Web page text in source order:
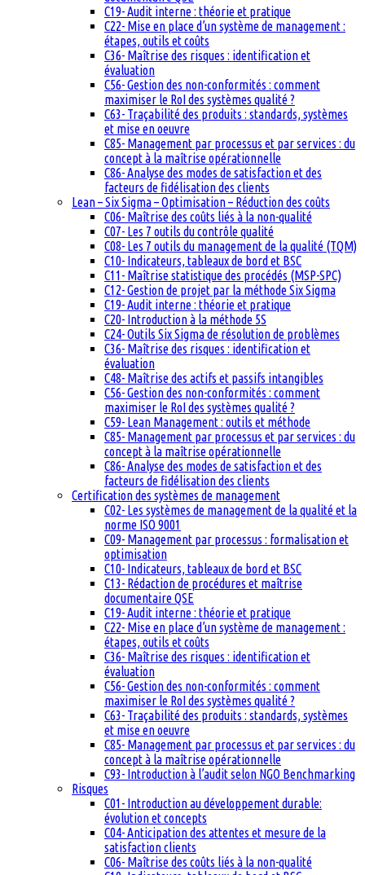
C19- Audit interne : théorie et pratique
C22- Mise en place d’un système de management :
étapes, outils et coûts
C36- Maîtrise des risques : identification et
évaluation
C56- Gestion des non-conformités : comment
maximiser le RoI des systèmes qualité ?
C63- Traçabilité des produits : standards, systèmes
et mise en oeuvre
C85- Management par processus et par services : du
concept à la maîtrise opérationnelle
C86- Analyse des modes de satisfaction et des
facteurs de fidélisation des clients
Lean – Six Sigma – Optimisation – Réduction des coûts
C06- Maîtrise des coûts liés à la non-qualité
C07- Les 7 outils du contrôle qualité
C08- Les 7 outils du management de la qualité (TQM)
C10- Indicateurs, tableaux de bord et BSC
C11- Maîtrise statistique des procédés (MSP-SPC)
C12- Gestion de projet par la méthode Six Sigma
C19- Audit interne : théorie et pratique
C20- Introduction à la méthode 5S
C24- Outils Six Sigma de résolution de problèmes
C36- Maîtrise des risques : identification et
évaluation
C48- Maîtrise des actifs et passifs intangibles
C56- Gestion des non-conformités : comment
maximiser le RoI des systèmes qualité ?
C59- Lean Management : outils et méthode
C85- Management par processus et par services : du
concept à la maîtrise opérationnelle
C86- Analyse des modes de satisfaction et des
facteurs de fidélisation des clients
Certification des systèmes de management
C02- Les systèmes de management de la qualité et la
norme ISO 9001
C09- Management par processus : formalisation et
optimisation
C10- Indicateurs, tableaux de bord et BSC
C13- Rédaction de procédures et maîtrise
documentaire QSE
C19- Audit interne : théorie et pratique
C22- Mise en place d’un système de management :
étapes, outils et coûts
C36- Maîtrise des risques : identification et
évaluation
C56- Gestion des non-conformités : comment
maximiser le RoI des systèmes qualité ?
C63- Traçabilité des produits : standards, systèmes
et mise en oeuvre
C85- Management par processus et par services : du
concept à la maîtrise opérationnelle
C93- Introduction à l’audit selon NGO Benchmarking
Risques
C01- Introduction au développement durable:
évolution et concepts
C04- Anticipation des attentes et mesure de la
satisfaction clients
C06- Maîtrise des coûts liés à la non-qualité